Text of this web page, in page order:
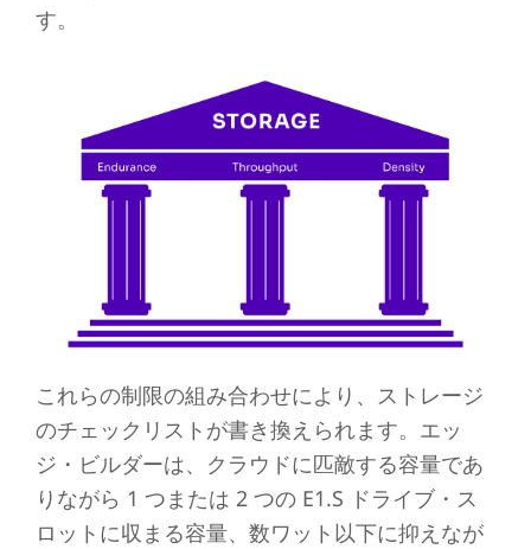
す。
これらの制限の組み合わせにより、ストレージ
のチェックリストが書き換えられます。エッ
ジ・ビルダーは、クラウドに匹敵する容量であ
りながら 1 つまたは 2 つの E1.S ドライブ・ス
ロットに収まる容量、数ワット以下に抑えなが